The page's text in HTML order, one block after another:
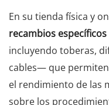
En su tienda física y
recambios
incluyendo toberas,
cables— que
el rendimiento de las
sobre los